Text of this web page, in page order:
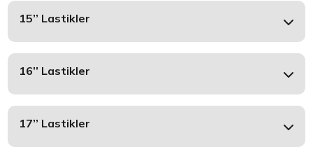
15’’ Lastikler
16’’ Lastikler
17’’ Lastikler